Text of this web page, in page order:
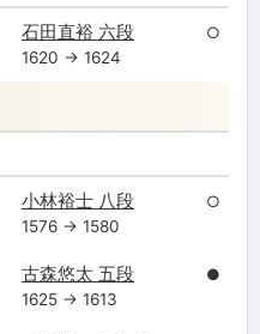
石田直裕 六段
1620 → 1624
○
小林裕士 八段
1576 → 1580
○
古森悠太 五段
1625 → 1613
●